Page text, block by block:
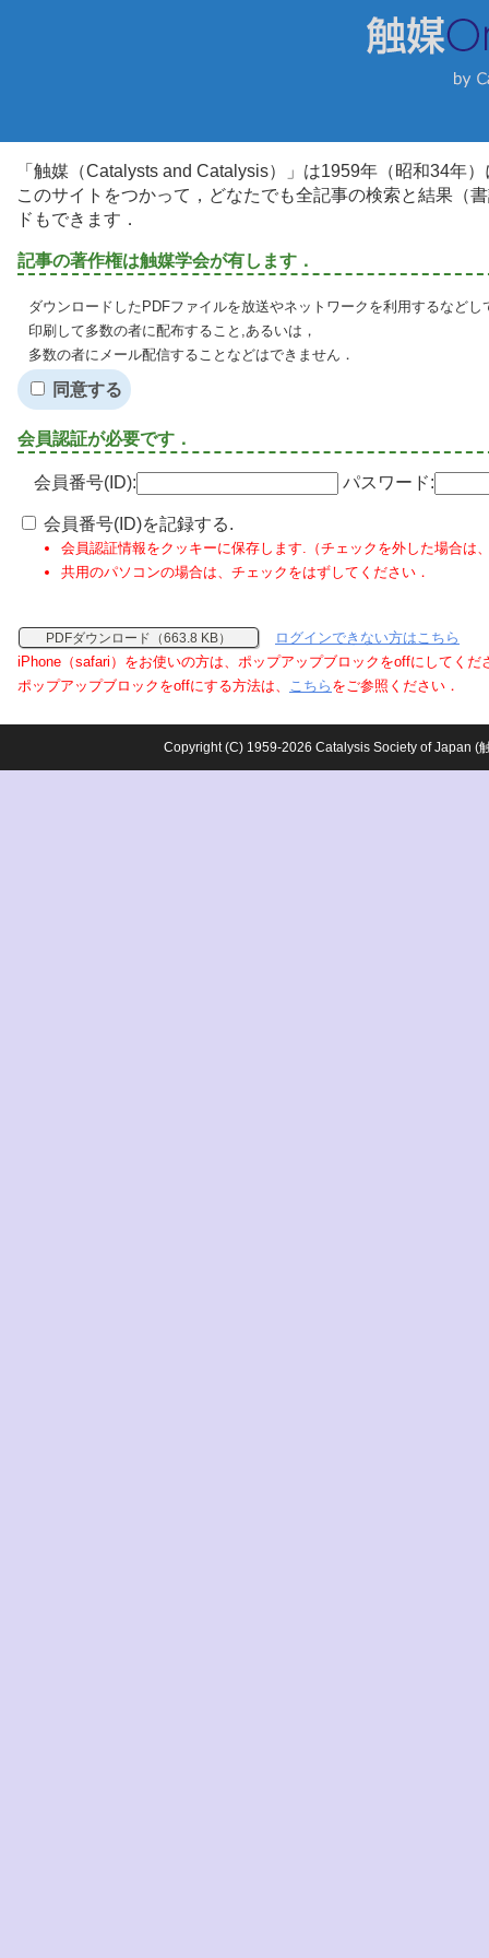
「触媒（Catalysts and Catalysis）」は1959年（昭和34年
このサイトをつかって，どなたでも全記事の検索と結果（
ドもできます．
記事の著作権は触媒学会が有します．
ダウンロードしたPDFファイルを放送やネットワークを利用するなど
印刷して多数の者に配布すること,あるいは，
多数の者にメール配信することなどはできません．
同意する
会員認証が必要です．
会員番号(ID): パスワード:
会員番号(ID)を記録する.
会員認証情報をクッキーに保存します.（チェックを外した場合は
共用のパソコンの場合は、チェックをはずしてください．
PDFダウンロード（663.8 KB）
ログインできない方はこちら
iPhone（safari）をお使いの方は、ポップアップブロックをoffにしてくだ
ポップアップブロックをoffにする方法は、 こちら をご参照ください．
Copyright (C) 1959-2026 Catalysis Society of Japan (